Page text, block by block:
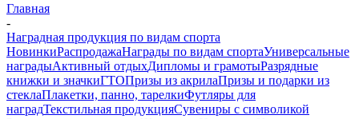
Главная
-
Наградная продукция по видам спорта
НовинкиРаспродажаНаграды по видам спортаУниверсальные
наградыАктивный отдыхДипломы и грамотыРазрядные
книжки и значкиГТОПризы из акрилаПризы и подарки из
стеклаПлакетки, панно, тарелкиФутляры для
наградТекстильная продукцияСувениры с символикой